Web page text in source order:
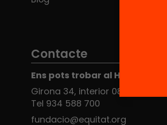
Contacte
Ens pots trobar al Hub Social
Girona 34, interior 08010
Tel 934 588 700
fundacio@equitat.org